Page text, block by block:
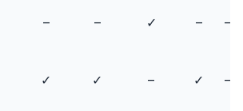
– – ✓ – –
✓ ✓ – ✓ –